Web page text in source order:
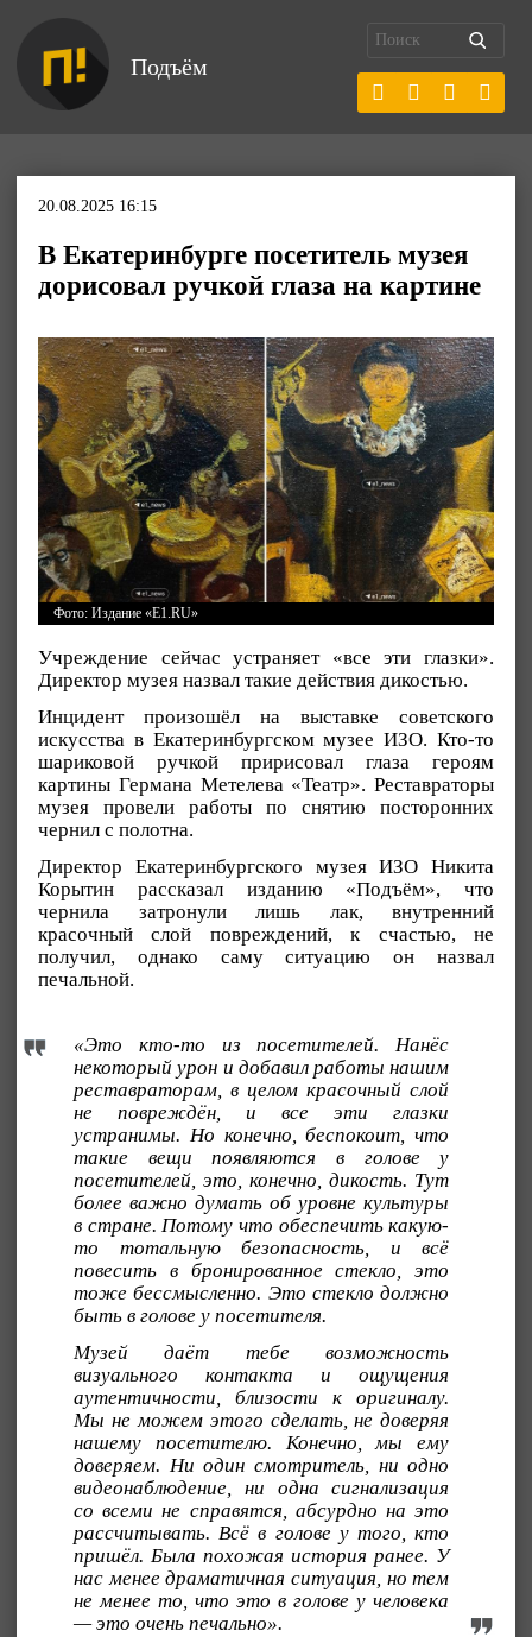
Подъём
20.08.2025 16:15
В Екатеринбурге посетитель музея
дорисовал ручкой глаза на картине
Фото: Издание «E1.RU»
Учреждение сейчас устраняет «все эти глазки».
Директор музея назвал такие действия дикостью.
Инцидент произошёл на выставке советского
искусства в Екатеринбургском музее ИЗО. Кто-то
шариковой ручкой пририсовал глаза героям
картины Германа Метелева «Театр». Реставраторы
музея провели работы по снятию посторонних
чернил с полотна.
Директор Екатеринбургского музея ИЗО Никита
Корытин рассказал изданию «Подъём», что
чернила затронули лишь лак, внутренний
красочный слой повреждений, к счастью, не
получил, однако саму ситуацию он назвал
печальной.
«Это кто-то из посетителей. Нанёс
некоторый урон и добавил работы нашим
реставраторам, в целом красочный слой
не повреждён, и все эти глазки
устранимы. Но конечно, беспокоит, что
такие вещи появляются в голове у
посетителей, это, конечно, дикость. Тут
более важно думать об уровне культуры
в стране. Потому что обеспечить какую-
то тотальную безопасность, и всё
повесить в бронированное стекло, это
тоже бессмысленно. Это стекло должно
быть в голове у посетителя.
Музей даёт тебе возможность
визуального контакта и ощущения
аутентичности, близости к оригиналу.
Мы не можем этого сделать, не доверяя
нашему посетителю. Конечно, мы ему
доверяем. Ни один смотритель, ни одно
видеонаблюдение, ни одна сигнализация
со всеми не справятся, абсурдно на это
рассчитывать. Всё в голове у того, кто
пришёл. Была похожая история ранее. У
нас менее драматичная ситуация, но тем
не менее то, что это в голове у человека
— это очень печально».